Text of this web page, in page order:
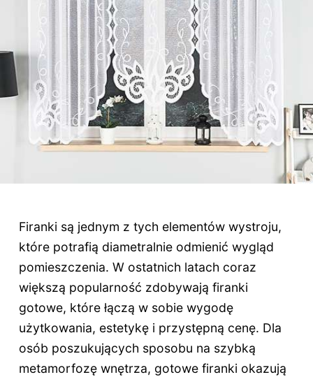
Firanki są jednym z tych elementów wystroju,
które potrafią diametralnie odmienić wygląd
pomieszczenia. W ostatnich latach coraz
większą popularność zdobywają firanki
gotowe, które łączą w sobie wygodę
użytkowania, estetykę i przystępną cenę. Dla
osób poszukujących sposobu na szybką
metamorfozę wnętrza, gotowe firanki okazują